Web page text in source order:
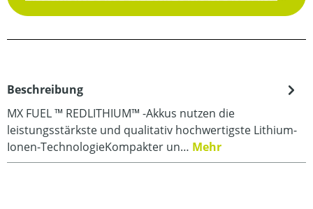
Beschreibung
MX FUEL ™ REDLITHIUM™ -Akkus nutzen die
leistungsstärkste und qualitativ hochwertigste Lithium-
Ionen-TechnologieKompakter un… Mehr